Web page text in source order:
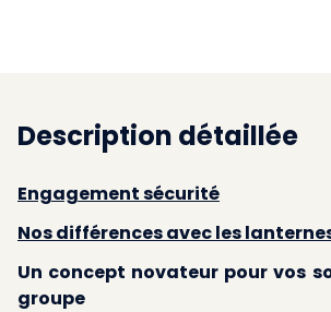
Description détaillée
Engagement sécurité
Nos différences avec les
Un concept novateur pour vos
groupe